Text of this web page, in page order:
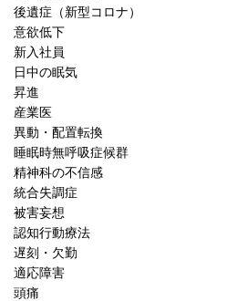
後遺症（新型コロナ）
意欲低下
新入社員
日中の眠気
昇進
産業医
異動・配置転換
睡眠時無呼吸症候群
精神科の不信感
統合失調症
被害妄想
認知行動療法
遅刻・欠勤
適応障害
頭痛